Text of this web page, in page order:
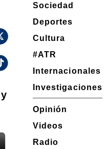
Sociedad
Deportes
Cultura
#ATR
Internacionales
Investigaciones
Opinión
Videos
Radio